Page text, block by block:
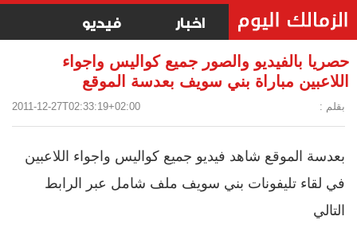
اخبار فيديو
حصريا بالفيديو والصور جميع كواليس واجواء
اللاعبين مباراة بني سويف بعدسة الموقع
بقلم : 2011-12-27T02:33:19+02:00
بعدسة الموقع شاهد فيديو جميع كواليس واجواء اللاعبين
في لقاء تليفونات بني سويف ملف شامل عبر الرابط
التالي